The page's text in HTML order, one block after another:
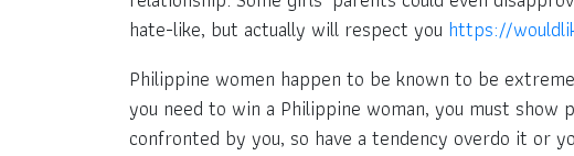
hate-like, but actually will respect you https://
Philippine women happen to be known to be
you need to win a Philippine woman, you must
confronted by you, so have a tendency overdo it or